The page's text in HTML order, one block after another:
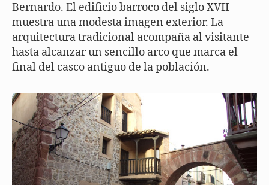
Bernardo. El edificio barroco del siglo XVII
muestra una modesta imagen exterior. La
arquitectura tradicional acompaña al visitante
hasta alcanzar un sencillo arco que marca el
final del casco antiguo de la población.